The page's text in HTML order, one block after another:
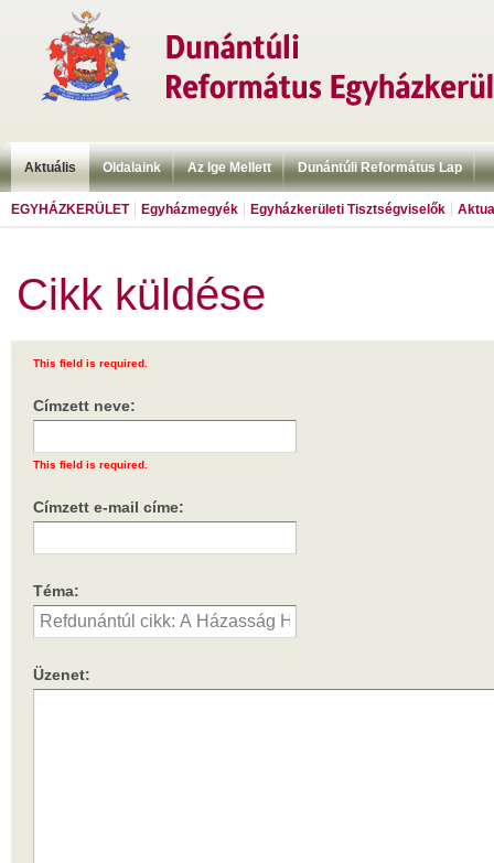
Aktuális Oldalaink Az Ige Mellett Dunántúli Református Lap
EGYHÁZKERÜLET Egyházmegyék Egyházkerületi Tisztségviselők
Cikk küldése
This field is required.
Címzett neve:
This field is required.
Címzett e-mail címe:
Téma:
Üzenet: